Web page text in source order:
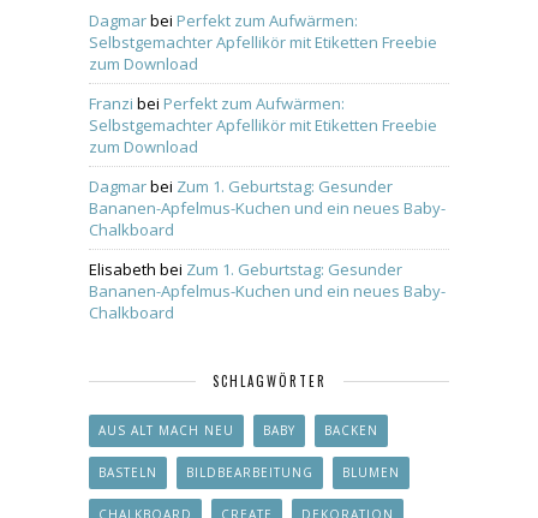
Dagmarbei Perfekt zum Aufwärmen:
Selbstgemachter Apfellikör mit Etiketten Freebie
zum Download
Franzi bei Perfekt zum Aufwärmen:
Selbstgemachter Apfellikör mit Etiketten Freebie
zum Download
Dagmarbei Zum 1. Geburtstag: Gesunder
Bananen-Apfelmus-Kuchen und ein neues Baby-
Chalkboard
Elisabeth bei Zum 1. Geburtstag: Gesunder
Bananen-Apfelmus-Kuchen und ein neues Baby-
Chalkboard
SCHLAGWÖRTER
AUS ALT MACH NEU BABY BACKEN
BASTELN BILDBEARBEITUNG BLUMEN
CHALKBOARD CREATE DEKORATION